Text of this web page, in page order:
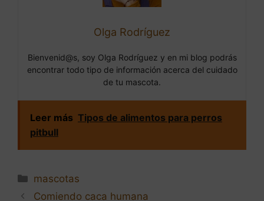
Olga Rodríguez
Bienvenid@s, soy Olga Rodríguez y en mi blog podrás
encontrar todo tipo de información acerca del cuidado
de tu mascota.
Leer más Tipos de alimentos para perros
pitbull
Categorías
mascotas
Navegación
Comiendo caca humana